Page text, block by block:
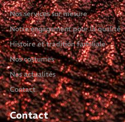
Nos services sur mesure
Notre engagement pour la qualité
Histoire et tradition familiale
Nos costumes
Nos actualités
Contact
Contact